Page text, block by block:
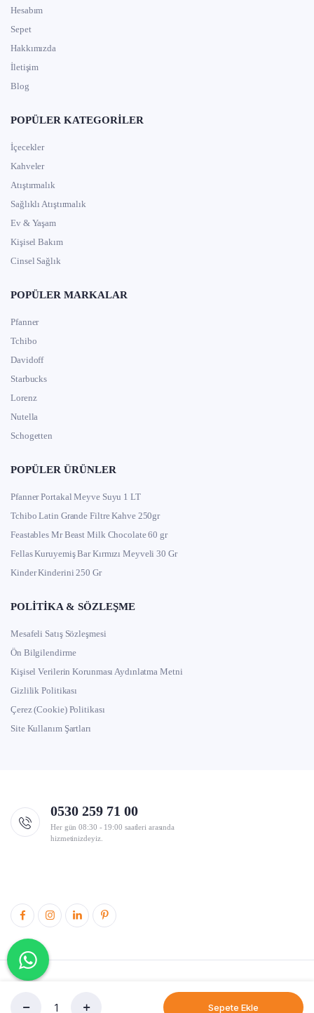
Sepete Ekle
Hesabım
Sepet
Hakkımızda
İletişim
Blog
POPÜLER KATEGORILER
İçecekler
Kahveler
Atıştırmalık
Sağlıklı Atıştırmalık
Ev & Yaşam
Kişisel Bakım
Cinsel Sağlık
POPÜLER MARKALAR
Pfanner
Tchibo
Davidoff
Starbucks
Lorenz
Nutella
Schogetten
POPÜLER ÜRÜNLER
Pfanner Portakal Meyve Suyu 1 LT
Tchibo Latin Grande Filtre Kahve 250gr
Feastables Mr Beast Milk Chocolate 60 gr
Fellas Kuruyemiş Bar Kırmızı Meyveli 30 Gr
Kinder Kinderini 250 Gr
POLITIKA & SÖZLEŞME
Mesafeli Satış Sözleşmesi
Ön Bilgilendirme
Kişisel Verilerin Korunması Aydınlatma Metni
Gizlilik Politikası
Çerez (Cookie) Politikası
Site Kullanım Şartları
0530 259 71 00
Her gün 08:30 - 19:00 saatleri arasında
hizmetinizdeyiz.